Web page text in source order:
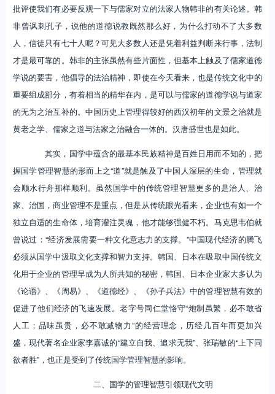
批评使我们有必要反观一下与儒家对立的法家人物韩非的有关论述。韩
非曾讽刺孔子，说他的道德说教既然那么好，为什么打动不了大多数
人，信徒只有七十人呢？可见大多数人还是凭着利益判断来行事，法制
才是最可靠的。韩非的主张虽然有些片面性，但基本上触及了儒家道德
学说的要害，他倡导的法治精神，即使在今天看来，也是传统文化中的
重要组成部分，有着相当的精华在内，是可以与儒家的道德学说与道家
的无为之治互补的。中国历史上管理得较好的西汉初年的文景之治就是
黄老之学、儒家之道与法家之治融合一体的。汉唐盛世也是如此。
其实，国学中蕴含的最基本民族精神是百姓日用而不知的，把
握国学管理智慧的形而上之“道”就是触及了中国人深层的生命，管理就
会顺水行舟那样顺利。虽然国学中的传统管理智慧更多的是治人、治
家、治国，商业管理不是重点，但是从传统眼光看来，企业也有如一个
独立自适的生命体，培育灌注灵魂，他才能够强健不朽。马克思韦伯就
曾说过：“经济发展需要一种文化意志力的支撑。”中国现代经济的腾飞
必须从国学中汲取文化支撑和智力支持。韩国、日本在吸取中国传统文
化用于企业的管理早成为人所共知的秘密，韩国、日本企业家大多认为
《论语》、《周易》、《道德经》、《孙子兵法》中的管理智慧有效的
促进了他们经济的飞速发展。老字号同仁堂恪守“炮制虽繁，必不敢省
人工；品味虽贵，必不敢减物力”的经营理念，历经几百年而更加兴
盛，现代著名企业家李嘉诚的“建立自我、追求无我”、张瑞敏的“上下同
欲者胜”，也正是受到了传统国学管理智慧的影响。
二、国学的管理智慧引领现代文明